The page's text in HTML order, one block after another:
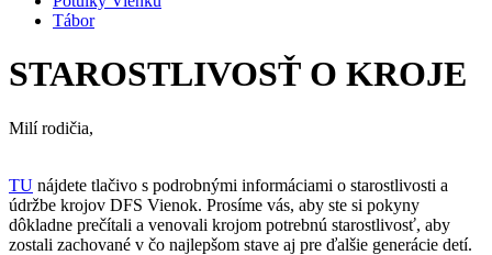
Tábor
STAROSTLIVOSŤ O KROJE
Milí rodičia,
TU nájdete tlačivo s podrobnými informáciami o starostlivosti a
údržbe krojov DFS Vienok. Prosíme vás, aby ste si pokyny
dôkladne prečítali a venovali krojom potrebnú starostlivosť, aby
zostali zachované v čo najlepšom stave aj pre ďalšie generácie detí.